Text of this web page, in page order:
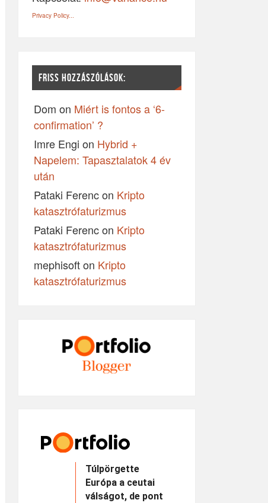
Privacy Policy...
FRISS HOZZÁSZÓLÁSOK:
Dom on Miért is fontos a ‘6-
confirmation’ ?
Imre Engi on Hybrid +
Napelem: Tapasztalatok 4 év
után
Pataki Ferencon Kripto
katasztrófaturizmus
Pataki Ferencon Kripto
katasztrófaturizmus
mephisofton Kripto
katasztrófaturizmus
Túlpörgette
Európa a ceutai
válságot, de pont